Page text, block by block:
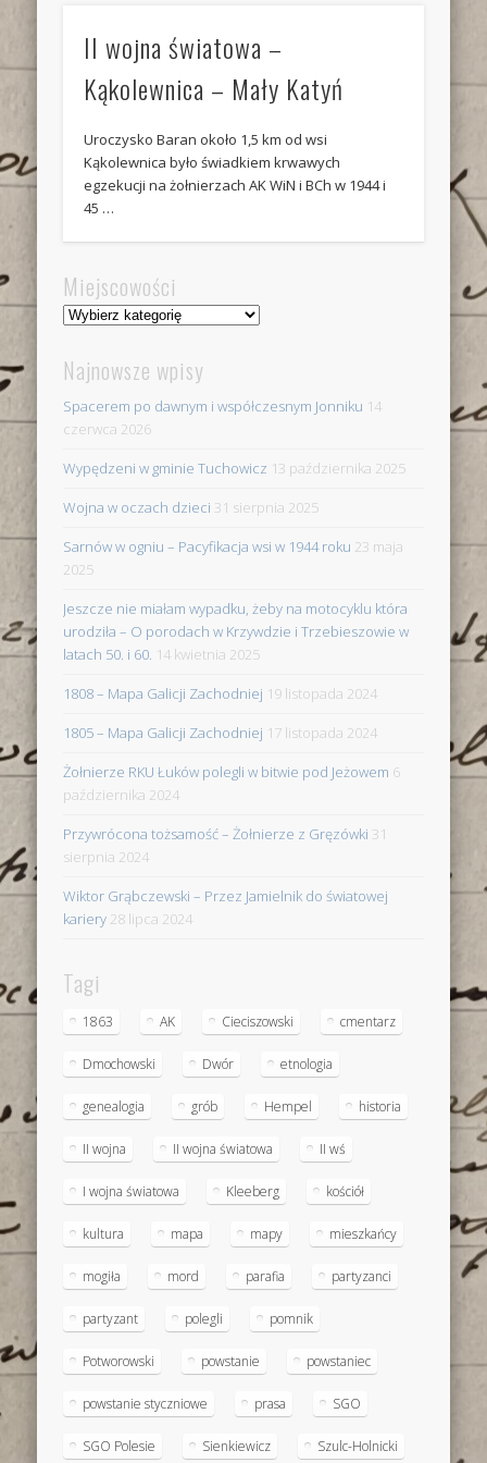
II wojna światowa –
Kąkolewnica – Mały Katyń
Uroczysko Baran około 1,5 km od wsi
Kąkolewnica było świadkiem krwawych
egzekucji na żołnierzach AK WiN i BCh w 1944 i
45 …
Miejscowości
Miejscowości
Najnowsze wpisy
Spacerem po dawnym i współczesnym Jonniku 14
czerwca 2026
Wypędzeni w gminie Tuchowicz 13 października 2025
Wojna w oczach dzieci 31 sierpnia 2025
Sarnów w ogniu – Pacyfikacja wsi w 1944 roku 23 maja
2025
Jeszcze nie miałam wypadku, żeby na motocyklu która
urodziła – O porodach w Krzywdzie i Trzebieszowie w
latach 50. i 60. 14 kwietnia 2025
1808 – Mapa Galicji Zachodniej 19 listopada 2024
1805 – Mapa Galicji Zachodniej 17 listopada 2024
Żołnierze RKU Łuków polegli w bitwie pod Jeżowem 6
października 2024
Przywrócona tożsamość – Żołnierze z Gręzówki 31
sierpnia 2024
Wiktor Grąbczewski – Przez Jamielnik do światowej
kariery 28 lipca 2024
Tagi
1863 AK Cieciszowski cmentarz
Dmochowski Dwór etnologia
genealogia grób Hempel historia
II wojna II wojna światowa II wś
I wojna światowa Kleeberg kościół
kultura mapa mapy mieszkańcy
mogiła mord parafia partyzanci
partyzant polegli pomnik
Potworowski powstanie powstaniec
powstanie styczniowe prasa SGO
SGO Polesie Sienkiewicz Szulc-Holnicki